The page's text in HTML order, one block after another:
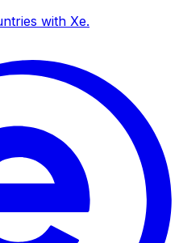
with Xe.